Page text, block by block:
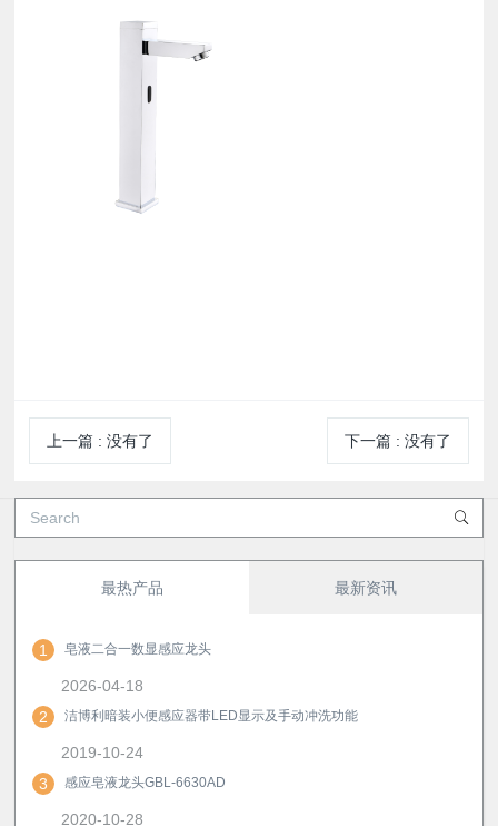
上一篇 :没有了 下一篇: 没有了
最热产品 最新资讯
1 皂液二合一数显感应龙头
2026-04-18
2
洁博利暗装小便感应器带LED显示及手动冲洗功能
2019-10-24
3
感应皂液龙头GBL-6630AD
2020-10-28